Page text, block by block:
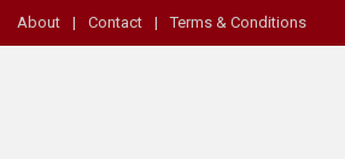
About Contact Terms & Conditions